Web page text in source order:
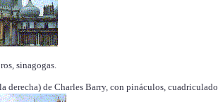
sinagogas.
de Charles Barry, con pináculos, cuadriculado